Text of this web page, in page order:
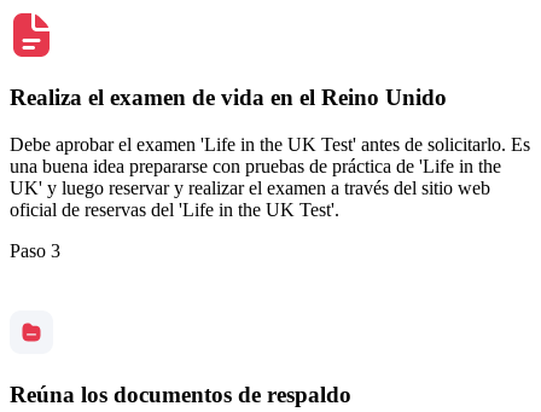
Realiza el examen de vida en el Reino Unido
Debe aprobar el examen 'Life in the UK Test' antes de solicitarlo. Es
una buena idea prepararse con pruebas de práctica de 'Life in the
UK' y luego reservar y realizar el examen a través del sitio web
oficial de reservas del 'Life in the UK Test'.
Paso 3
Reúna los documentos de respaldo